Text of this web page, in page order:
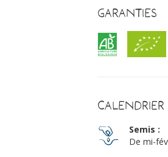
Garanties
Semis :
De mi-